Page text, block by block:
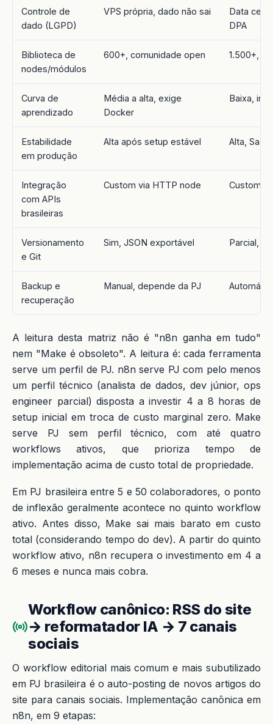
Controle de
dado (LGPD)
VPS própria, dado não sai
Data
DPA
Biblioteca de
nodes/módulos
600+, comunidade open 1.500+,
Curva de
aprendizado
Média a alta, exige
Docker
Baixa,
Estabilidade
em produção
Alta após setup estável Alta,
Integração
com APIs
brasileiras
Custom via HTTP node Custom
Versionamento
e Git
Sim, JSON exportável Parcial,
Backup e
recuperação
Manual, depende da PJ
A leitura desta matriz não é "n8n ganha em tudo"
nem "Make é obsoleto". A leitura é: cada ferramenta
serve um perfil de PJ. n8n serve PJ com pelo menos
um perfil técnico (analista de dados, dev júnior, ops
engineer parcial) disposta a investir 4 a 8 horas de
setup inicial em troca de custo marginal zero. Make
serve PJ sem perfil técnico, com até quatro
workflows ativos, que prioriza tempo de
implementação acima de custo total de propriedade.
Em PJ brasileira entre 5 e 50 colaboradores, o ponto
de inflexão geralmente acontece no quinto workflow
ativo. Antes disso, Make sai mais barato em custo
total (considerando tempo do dev). A partir do quinto
workflow ativo, n8n recupera o investimento em 4 a
6 meses e nunca mais cobra.
Workflow canônico: RSS do site
→ reformatador IA → 7 canais
sociais
O workflow editorial mais comum e mais subutilizado
em PJ brasileira é o auto-posting de novos artigos do
site para canais sociais. Implementação canônica em
n8n, em 9 etapas: